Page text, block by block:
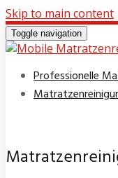
Skip to main content
Toggle navigation
Professionelle